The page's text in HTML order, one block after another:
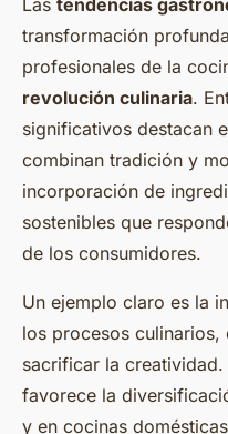
Las tendencias
transformación
profesionales de la
revolución culinaria.
significativos destacan
combinan tradición y
incorporación de
sostenibles que
de los consumidores.
Un ejemplo claro es la
los procesos
sacrificar la
favorece la
y en cocinas